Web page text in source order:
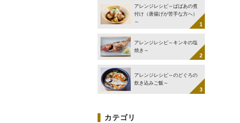
アレンジレシピ～ばばあの煮
付け（唐揚げが苦手な方へ）
～
アレンジレシピ～キンキの塩
焼き～
アレンジレシピ～のどぐろの
炊き込みご飯～
カテゴリ